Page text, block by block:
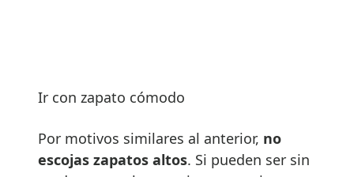
Ir con zapato cómodo
Por motivos similares al anterior, no
escojas zapatos altos. Si pueden ser sin